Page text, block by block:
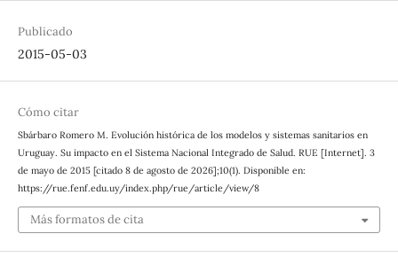
Publicado
2015-05-03
Cómo citar
Sbárbaro Romero M. Evolución histórica de los modelos y sistemas sanitarios en
Uruguay. Su impacto en el Sistema Nacional Integrado de Salud. RUE [Internet]. 3
de mayo de 2015 [citado 8 de agosto de 2026];10(1). Disponible en:
https://rue.fenf.edu.uy/index.php/rue/article/view/8
Más formatos de cita